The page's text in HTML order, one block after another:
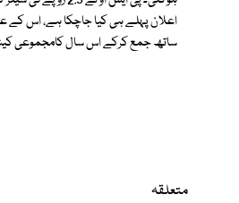
ساتھ جمع کرکے اس سال کامجموعی کیش ڈیویڈنڈ
متعلقہ